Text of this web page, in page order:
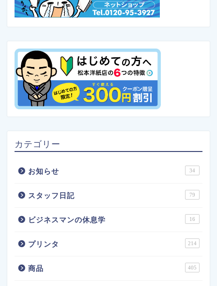
カテゴリー
お知らせ 34
スタッフ日記 79
ビジネスマンの休息学 16
プリンタ 214
商品 405